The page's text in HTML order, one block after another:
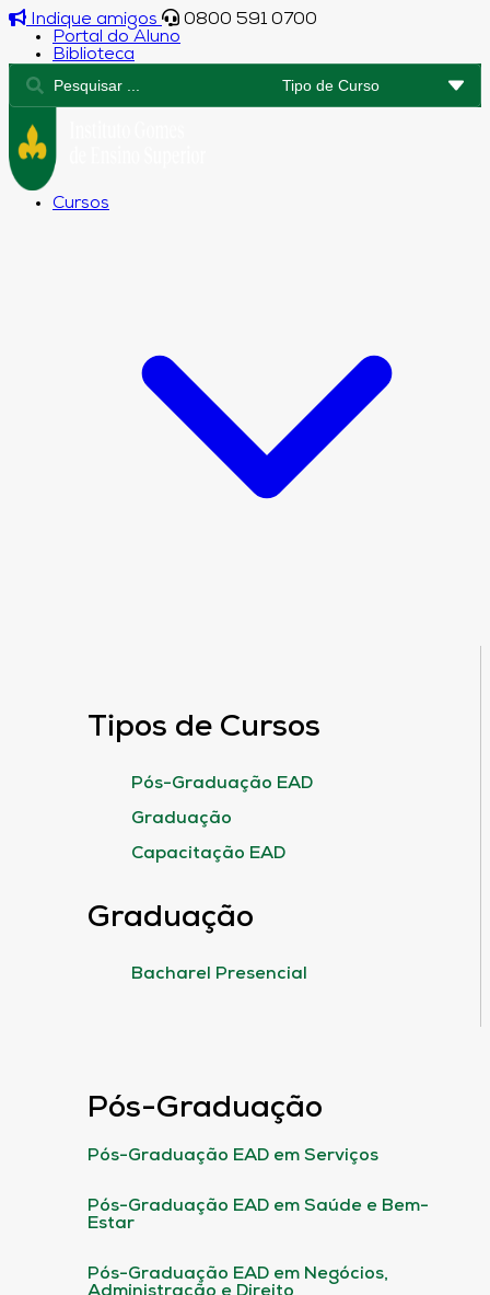
Indique amigos
0800 591 0700
Portal do Aluno
Biblioteca
Cursos
Tipos de Cursos
Pós-Graduação EAD
Graduação
Capacitação EAD
Graduação
Bacharel Presencial
Pós-Graduação
Pós-Graduação EAD em Serviços
Pós-Graduação EAD em Saúde e Bem-
Estar
Pós-Graduação EAD em Negócios,